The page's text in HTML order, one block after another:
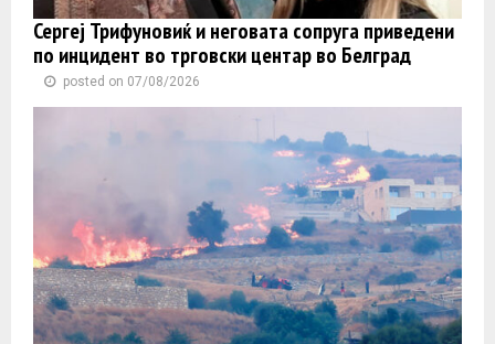
Сергеј Трифуновиќ и неговата сопруга приведени
по инцидент во трговски центар во Белград
posted on 07/08/2026